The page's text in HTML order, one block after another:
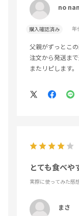
no
購入確認済み 年
父親がずっとこ
注文から発送ま
またリピします。
とても食べや
実際に使ってみた感
まさ